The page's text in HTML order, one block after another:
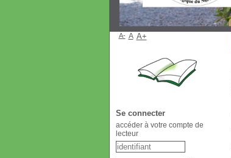
A- A A+
Se connecter
accéder à votre compte de
lecteur